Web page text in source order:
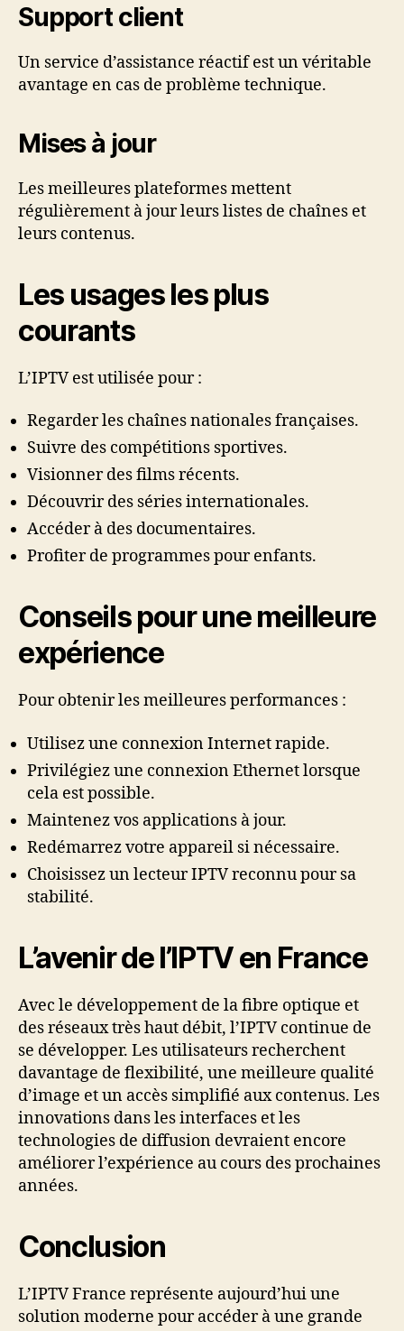
Support client
Un service d’assistance réactif est un véritable
avantage en cas de problème technique.
Mises à jour
Les meilleures plateformes mettent
régulièrement à jour leurs listes de chaînes et
leurs contenus.
Les usages les plus
courants
L’IPTV est utilisée pour :
Regarder les chaînes nationales françaises.
Suivre des compétitions sportives.
Visionner des films récents.
Découvrir des séries internationales.
Accéder à des documentaires.
Profiter de programmes pour enfants.
Conseils pour une meilleure
expérience
Pour obtenir les meilleures performances :
Utilisez une connexion Internet rapide.
Privilégiez une connexion Ethernet lorsque
cela est possible.
Maintenez vos applications à jour.
Redémarrez votre appareil si nécessaire.
Choisissez un lecteur IPTV reconnu pour sa
stabilité.
L’avenir de l’IPTV en France
Avec le développement de la fibre optique et
des réseaux très haut débit, l’IPTV continue de
se développer. Les utilisateurs recherchent
davantage de flexibilité, une meilleure qualité
d’image et un accès simplifié aux contenus. Les
innovations dans les interfaces et les
technologies de diffusion devraient encore
améliorer l’expérience au cours des prochaines
années.
Conclusion
L’IPTV France représente aujourd’hui une
solution moderne pour accéder à une grande